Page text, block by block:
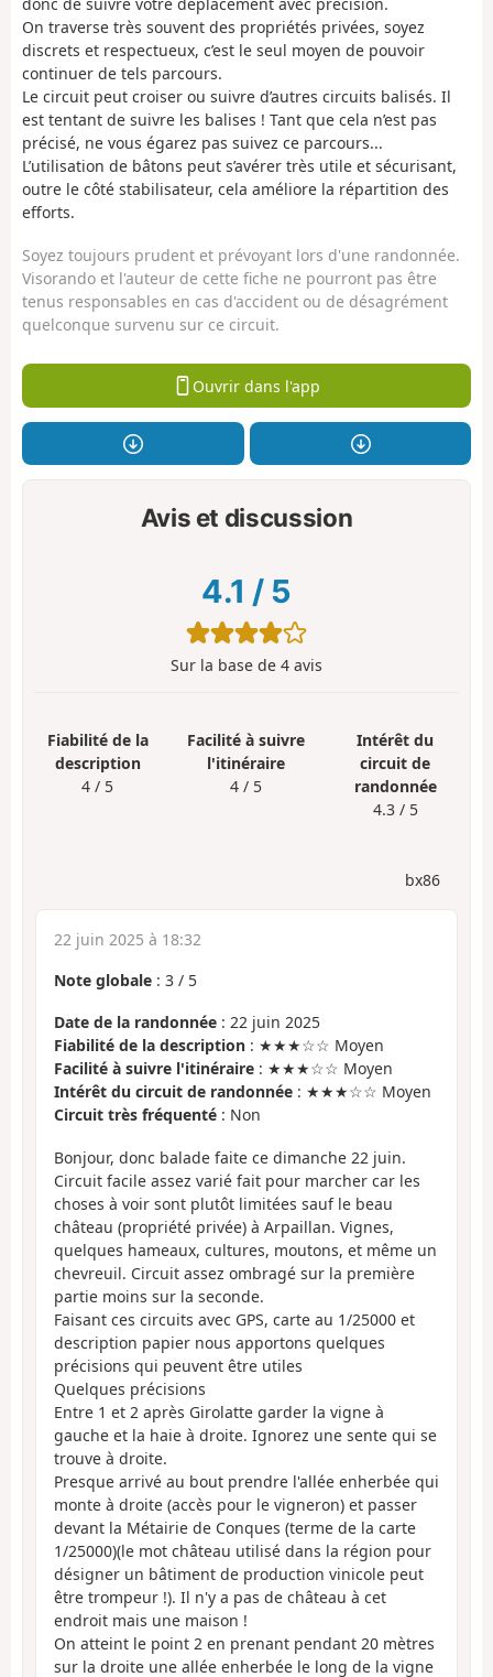
On traverse très souvent des propriétés privées, soyez
discrets et respectueux, c’est le seul moyen de pouvoir
continuer de tels parcours.
Le circuit peut croiser ou suivre d’autres circuits balisés. Il
est tentant de suivre les balises ! Tant que cela n’est pas
précisé, ne vous égarez pas suivez ce parcours...
L’utilisation de bâtons peut s’avérer très utile et sécurisant,
outre le côté stabilisateur, cela améliore la répartition des
efforts.
Soyez toujours prudent et prévoyant lors d'une randonnée.
Visorando et l'auteur de cette fiche ne pourront pas être
tenus responsables en cas d'accident ou de désagrément
quelconque survenu sur ce circuit.
Ouvrir dans l'app
Avis et discussion
4.1 / 5
Sur la base de 4 avis
Fiabilité de la
description
4 / 5
Facilité à suivre
l'itinéraire
4 / 5
Intérêt du
circuit de
randonnée
4.3 / 5
bx86
22 juin 2025 à 18:32
Note globale : 3 / 5
Date de la randonnée : 22 juin 2025
Fiabilité de la description : ★★★☆☆ Moyen
Facilité à suivre l'itinéraire : ★★★☆☆ Moyen
Intérêt du circuit de randonnée : ★★★☆☆ Moyen
Circuit très fréquenté : Non
Bonjour, donc balade faite ce dimanche 22 juin.
Circuit facile assez varié fait pour marcher car les
choses à voir sont plutôt limitées sauf le beau
château (propriété privée) à Arpaillan. Vignes,
quelques hameaux, cultures, moutons, et même un
chevreuil. Circuit assez ombragé sur la première
partie moins sur la seconde.
Faisant ces circuits avec GPS, carte au 1/25000 et
description papier nous apportons quelques
précisions qui peuvent être utiles
Quelques précisions
Entre 1 et 2 après Girolatte garder la vigne à
gauche et la haie à droite. Ignorez une sente qui se
trouve à droite.
Presque arrivé au bout prendre l'allée enherbée qui
monte à droite (accès pour le vigneron) et passer
devant la Métairie de Conques (terme de la carte
1/25000)(le mot château utilisé dans la région pour
désigner un bâtiment de production vinicole peut
être trompeur !). Il n'y a pas de château à cet
endroit mais une maison !
On atteint le point 2 en prenant pendant 20 mètres
sur la droite une allée enherbée le long de la vigne